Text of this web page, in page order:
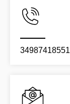
34987418551